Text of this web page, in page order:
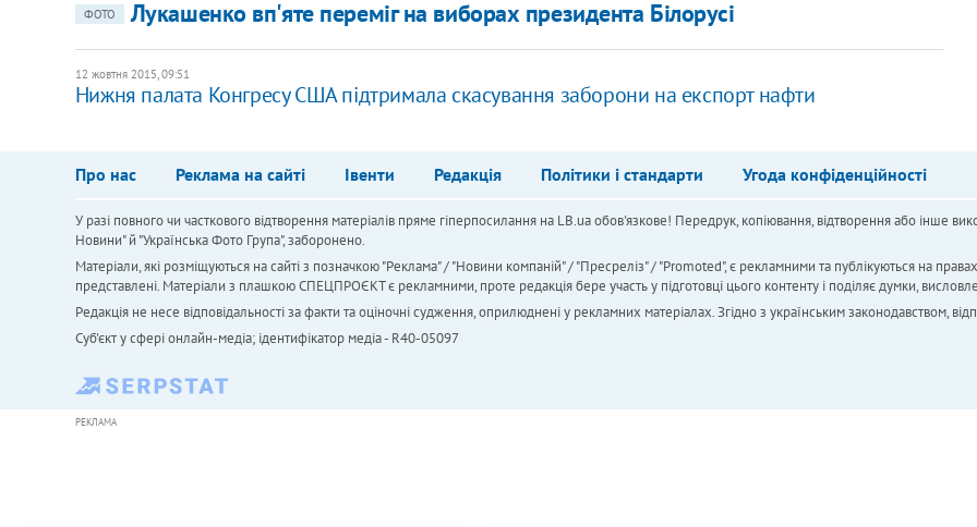
ФОТО
Лукашенко вп'яте переміг на виборах президента Білорусі
12 жовтня 2015, 09:51
Нижня палата Конгресу США підтримала скасування заборони на експорт нафти
Про нас Реклама на сайті Івенти Редакція Політики і стандарти Угода конфіденційності
У разі повного чи часткового відтворення матеріалів пряме гіперпосилання на LB.ua обов'язкове! Передрук, копіювання, відтворення або інше
Новини" й "Українська Фото Група", заборонено.
Матеріали, які розміщуються на сайті з позначкою "Реклама" / "Новини компаній" / "Пресреліз" / "Promoted", є рекламними та публікуються на
представлені. Матеріали з плашкою СПЕЦПРОЄКТ є рекламними, проте редакція бере участь у підготовці цього контенту і поділяє думки,
Редакція не несе відповідальності за факти та оціночні судження, оприлюднені у рекламних матеріалах. Згідно з українським законодавством,
Cуб'єкт у сфері онлайн-медіа; ідентифікатор медіа - R40-05097
РЕКЛАМА